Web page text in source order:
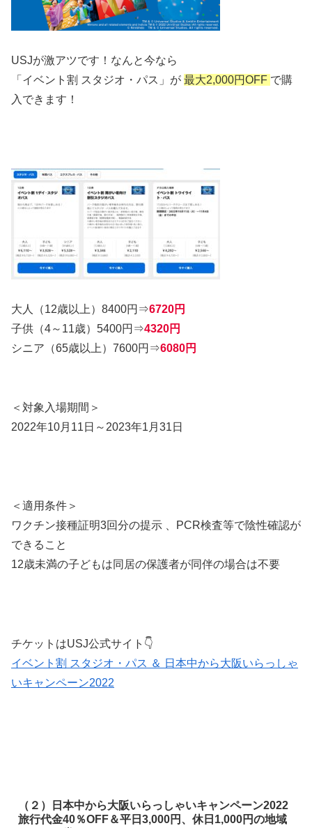
USJが激アツです！なんと今なら
「イベント割 スタジオ・パス」が 最大2,000円OFF で購
入できます！
大人（12歳以上）8400円⇒6720円
子供（4～11歳）5400円⇒4320円
シニア（65歳以上）7600円⇒6080円
＜対象入場期間＞
2022年10月11日～2023年1月31日
＜適用条件＞
ワクチン接種証明3回分の提示 、PCR検査等で陰性確認が
できること
12歳未満の子どもは同居の保護者が同伴の場合は不要
チケットはUSJ公式サイト👇
イベント割 スタジオ・パス ＆ 日本中から大阪いらっしゃ
いキャンペーン2022
（２）日本中から大阪いらっしゃいキャンペーン2022
旅行代金40％OFF＆平日3,000円、休日1,000円の地域